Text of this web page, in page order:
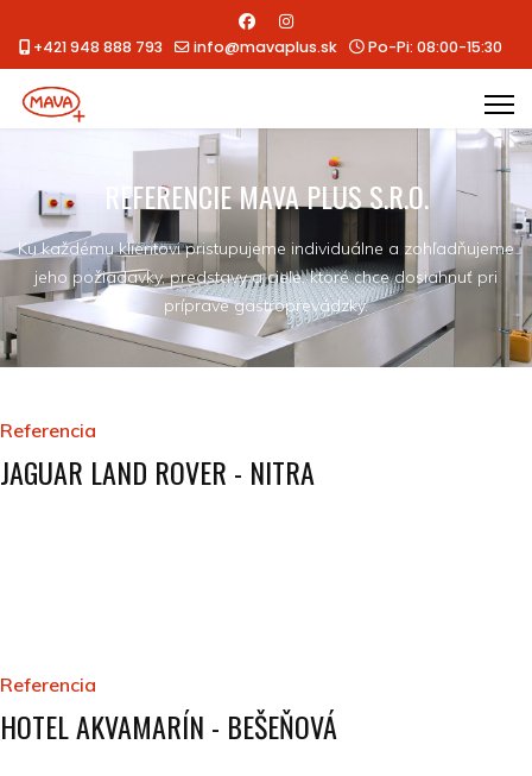
+421 948 888 793 info@mavaplus.sk Po-Pi: 08:00-15:30
REFERENCIE MAVA PLUS S.R.O.
Ku každému klientovi pristupujeme individuálne a zohľadňujeme
jeho požiadavky, predstavy a ciele, ktoré chce dosiahnuť pri
príprave gastroprevádzky.
Referencia
JAGUAR LAND ROVER - NITRA
Referencia
HOTEL AKVAMARÍN - BEŠEŇOVÁ